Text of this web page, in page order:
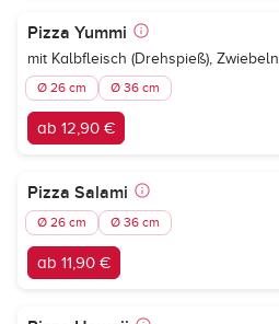
Pizza Yummi
mit Kalbfleisch (Drehspieß), Zwiebeln
Ø 26 cm Ø 36 cm
ab 12,90 €
Pizza Salami
Ø 26 cm Ø 36 cm
ab 11,90 €